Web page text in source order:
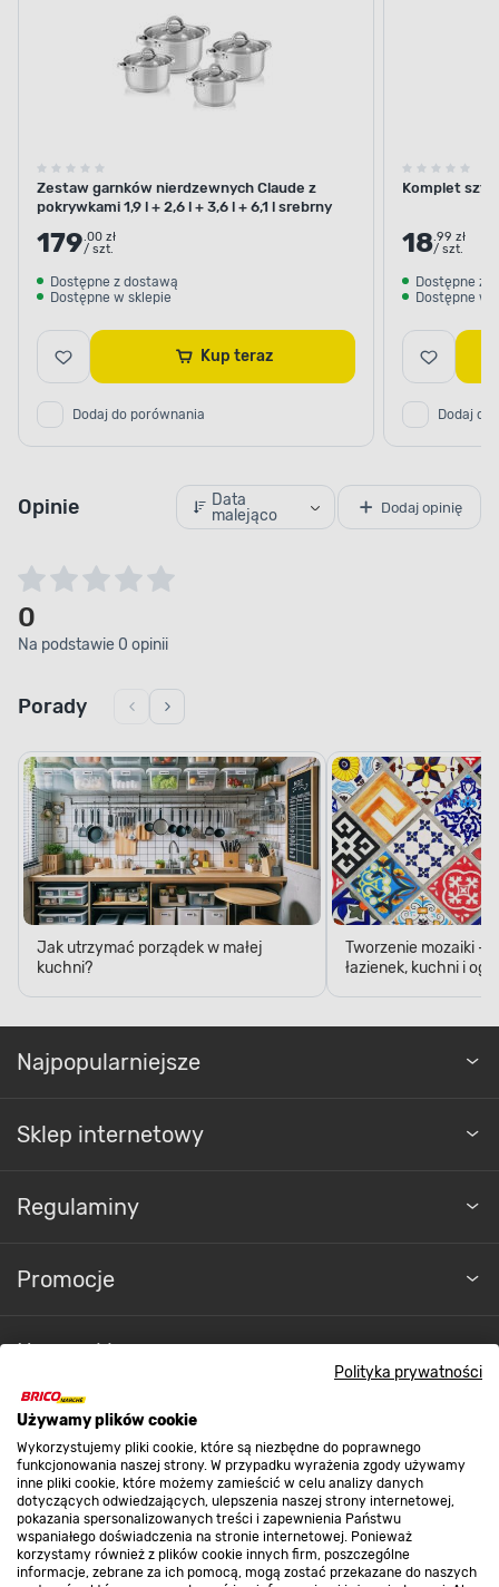
Polityka prywatności
Używamy plików cookie
Wykorzystujemy pliki cookie, które są niezbędne do poprawnego
funkcjonowania naszej strony. W przypadku wyrażenia zgody używamy
inne pliki cookie, które możemy zamieścić w celu analizy danych
dotyczących odwiedzających, ulepszenia naszej strony internetowej,
pokazania spersonalizowanych treści i zapewnienia Państwu
wspaniałego doświadczenia na stronie internetowej. Ponieważ
korzystamy również z plików cookie innych firm, poszczególne
informacje, zebrane za ich pomocą, mogą zostać przekazane do naszych
Zestaw garnków nierdzewnych Claude z
pokrywkami 1,9 l + 2,6 l + 3,6 l + 6,1 l srebrny
179.00 zł
/ szt.
Dostępne z dostawą
Dostępne w sklepie
Kup teraz
Dodaj do porównania
Komplet
18.99 zł
/ szt.
Dostępne z
Dostępne w
Dodaj do
Opinie
Data
malejąco
Dodaj opinię
0
Na podstawie 0 opinii
Porady
Jak utrzymać porządek w małej
kuchni?
Tworzenie mozaiki -
łazienek, kuchni i
Najpopularniejsze
Sklep internetowy
Regulaminy
Promocje
Nasze sklepy
O nas
Kontakt do sklepu
Strefa biznesu